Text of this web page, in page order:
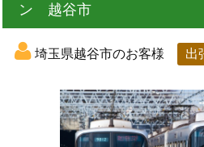
ン 越谷市
埼玉県越谷市のお客様 出